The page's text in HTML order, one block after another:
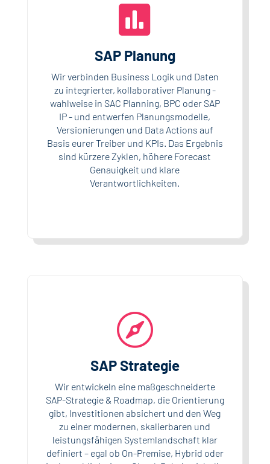

SAP Planung
Wir verbinden Business Logik und Daten
zu integrierter, kollaborativer Planung -
wahlweise in SAC Planning, BPC oder SAP
IP - und entwerfen Planungsmodelle,
Versionierungen und Data Actions auf
Basis eurer Treiber und KPIs. Das Ergebnis
sind kürzere Zyklen, höhere Forecast
Genauigkeit und klare
Verantwortlichkeiten.

SAP Strategie
Wir entwickeln eine maßgeschneiderte
SAP-Strategie & Roadmap, die Orientierung
gibt, Investitionen absichert und den Weg
zu einer modernen, skalierbaren und
leistungsfähigen Systemlandschaft klar
definiert – egal ob On-Premise, Hybrid oder